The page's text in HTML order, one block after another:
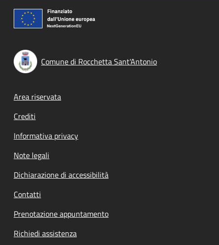
Comune di Rocchetta Sant'Antonio
Footer menu
Area riservata
Crediti
Informativa privacy
Note legali
Dichiarazione di accessibilità
Contatti
Prenotazione appuntamento
Richiedi assistenza